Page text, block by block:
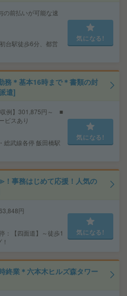
前払いが可能な速
台駅徒歩6分、都営
気になる!
務＊基本16時まで＊書類の封
遣]
例】301,875円～ ■
ビスあり
武線各停 飯田橋駅
気になる!
事務はじめて応援！人気の
円
【四面道】～徒歩1
気になる!
終業＊六本木ヒルズ森タワー